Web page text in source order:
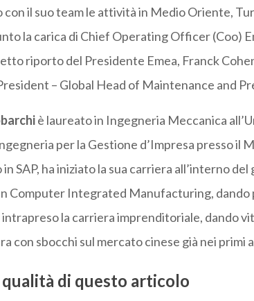
il suo team le attività in Medio Oriente,
la carica di Chief Operating Officer (Coo)
riporto del Presidente Emea, Franck
– Global Head of Maintenance and
è laureato in Ingegneria Meccanica
per la Gestione d’Impresa presso il
in SAP, ha iniziato la sua carriera all’interno
Computer Integrated Manufacturing, dando
intrapreso la carriera imprenditoriale, dando
con sbocchi sul mercato cinese già nei primi
di questo articolo